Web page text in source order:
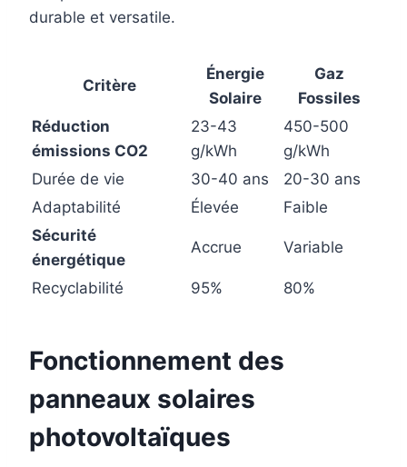
durable et versatile.
Critère
Énergie
Solaire
Gaz
Fossiles
Réduction
émissions CO2
23-43
g/kWh
450-500
g/kWh
Durée de vie
30-40 ans
20-30 ans
Adaptabilité
Élevée
Faible
Sécurité
énergétique
Accrue Variable
Recyclabilité 95% 80%
Fonctionnement des
panneaux solaires
photovoltaïques